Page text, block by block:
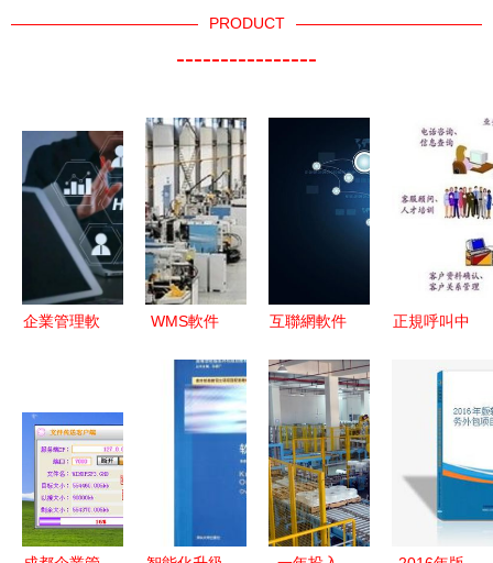
PRODUCT
----------------
企業管理軟
比最高的外
包服務商
WMS軟件
能作用及軟
件外包服務
互聯網軟件
定制您的專
屬解決方案
正規呼叫中
話機器人呼
叫中心推薦
質服務商